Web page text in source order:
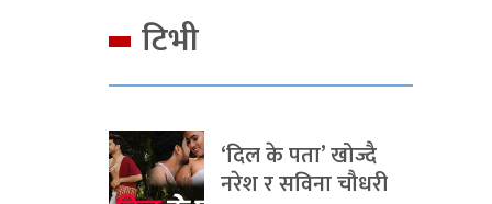
टिभी
‘दिल के पता’ खोज्दै
नरेश र सविना चौधरी